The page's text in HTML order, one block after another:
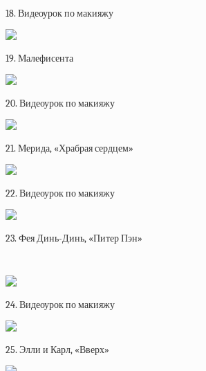
18. Видеоурок по макияжу
19. Малефисента
20. Видеоурок по макияжу
21. Мерида, «Храбрая сердцем»
22. Видеоурок по макияжу
23. Фея Динь-Динь, «Питер Пэн»
24. Видеоурок по макияжу
25. Элли и Карл, «Вверх»